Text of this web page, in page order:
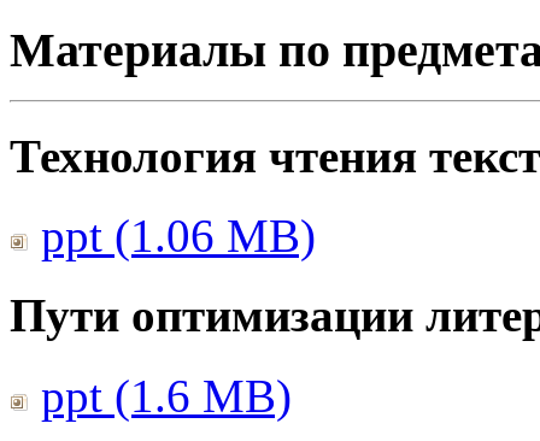
Материалы по
Технология чтения
ppt (1.06 MB)
Пути оптимизации
ppt (1.6 MB)